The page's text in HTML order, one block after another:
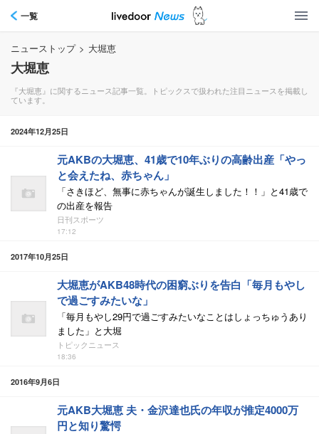
一覧
ニューストップ > 大堀恵
大堀恵
『大堀恵』に関するニュース記事一覧。トピックスで扱われた注目ニュースを掲載し
ています。
2024年12月25日
元AKBの大堀恵、41歳で10年ぶりの高齢出産「やっ
と会えたね、赤ちゃん」
「さきほど、無事に赤ちゃんが誕生しました！！」と41歳で
の出産を報告
日刊スポーツ
17:12
2017年10月25日
大堀恵がAKB48時代の困窮ぶりを告白「毎月もやし
で過ごすみたいな」
「毎月もやし29円で過ごすみたいなことはしょっちゅうあり
ました」と大堀
トピックニュース
18:36
2016年9月6日
元AKB大堀恵 夫・金沢達也氏の年収が推定4000万
円と知り驚愕